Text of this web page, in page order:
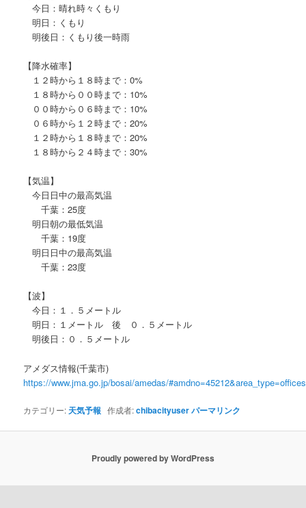
今日：晴れ時々くもり
明日：くもり
明後日：くもり後一時雨
【降水確率】
１２時から１８時まで：0%
１８時から００時まで：10%
００時から０６時まで：10%
０６時から１２時まで：20%
１２時から１８時まで：20%
１８時から２４時まで：30%
【気温】
今日日中の最高気温
千葉：25度
明日朝の最低気温
千葉：19度
明日日中の最高気温
千葉：23度
【波】
今日：１．５メートル
明日：１メートル 後 ０．５メートル
明後日：０．５メートル
アメダス情報(千葉市)
https://www.jma.go.jp/bosai/amedas/
カテゴリー: 天気予報 作成者:chibacityuserパーマリンク
Proudly powered by WordPress